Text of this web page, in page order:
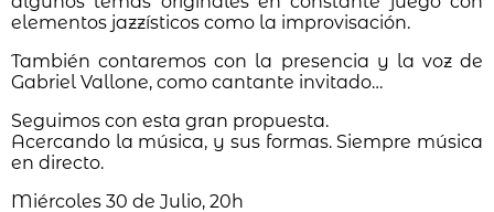
elementos jazzísticos como la improvisación.
También contaremos con la presencia y la voz de
Gabriel Vallone, como cantante invitado…
Seguimos con esta gran propuesta.
Acercando la música, y sus formas. Siempre música
en directo.
Miércoles 30 de Julio, 20h